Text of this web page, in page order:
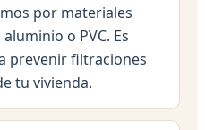
por materiales
o PVC. Es
prevenir filtraciones
tu vivienda.